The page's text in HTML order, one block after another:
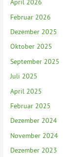
April 2026
Februar 2026
Dezember 2025
Oktober 2025
September 2025
Juli 2025
April 2025
Februar 2025
Dezember 2024
November 2024
Dezember 2023